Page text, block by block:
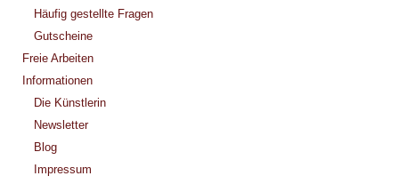
Häufig gestellte Fragen
Gutscheine
Freie Arbeiten
Informationen
Die Künstlerin
Newsletter
Blog
Impressum